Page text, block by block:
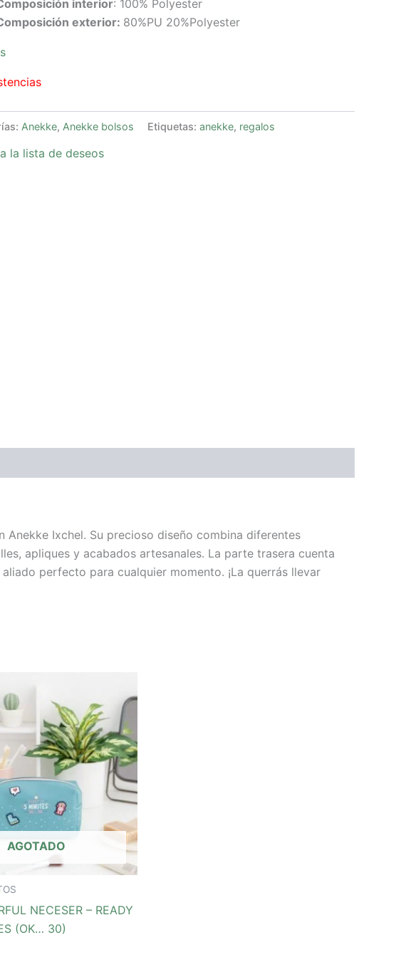
interior: 100% Polyester
exterior: 80%PU 20%Polyester
Anekke, Anekke bolsos Etiquetas: anekke, regalos
la lista de deseos
Ixchel. Su precioso diseño combina diferentes
apliques y acabados artesanales. La parte trasera cuenta
perfecto para cualquier momento. ¡La querrás llevar
AGOTADO
NECESER – READY
(OK… 30)